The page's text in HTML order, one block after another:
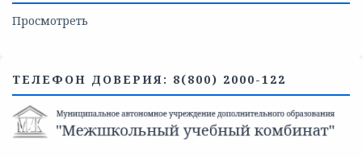
Просмотреть
ТЕЛЕФОН ДОВЕРИЯ: 8(800) 2000-122